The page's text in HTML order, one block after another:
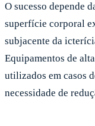
O sucesso depende
superfície corporal
subjacente da
Equipamentos de
utilizados em casos
necessidade de